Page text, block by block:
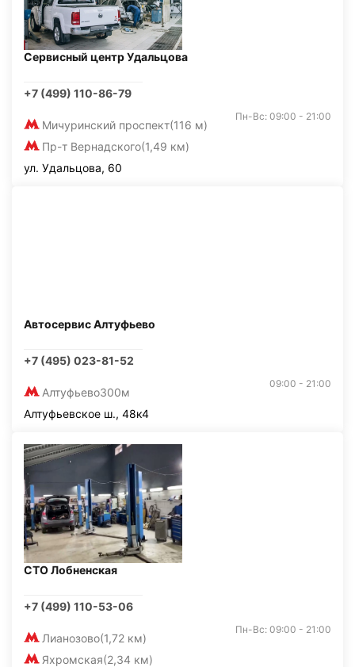
Сервисный центр Удальцова
+7 (499) 110-86-79
Мичуринский проспект(116 м)
Пр-т Вернадского(1,49 км)
Пн-Вс: 09:00 - 21:00
ул. Удальцова, 60
Автосервис Алтуфьево
+7 (495) 023-81-52
Алтуфьево300м
09:00 - 21:00
Алтуфьевское ш., 48к4
СТО Лобненская
+7 (499) 110-53-06
Лианозово(1,72 км)
Яхромская(2,34 км)
Пн-Вс: 09:00 - 21:00